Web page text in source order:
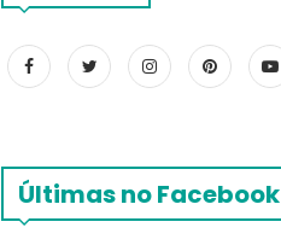
Últimas no Facebook